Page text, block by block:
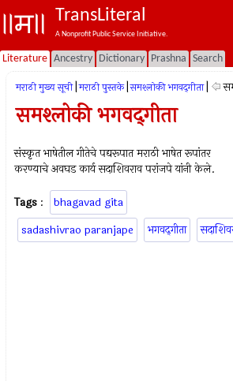
TransLiteral
A Nonprofit Public Service Initiative.
Literature Ancestry Dictionary Prashna Search
मराठी मुख्य सूची मराठी पुस्तके समश्लोकी भगवद्‌गीता
समश्लोकी भगवद्‌गीता
संस्कृत भाषेतील गीतेचे पद्यरूपात मराठी भाषेत रूपांतर
करण्याचे अवघड कार्य सदाशिवराव परांजपे यांनी केले.
Tags :
bhagavad gita
sadashivrao paranjape
भगवद्‌गीता